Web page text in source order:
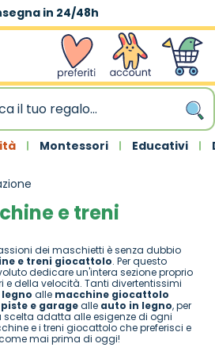
gratuita|sopra 59,90€
wishlist Account Carrello
Montessori Educativi
e treni
dei maschietti è senza dubbio
e treni giocattolo. Per questo
dedicare un'intera sezione proprio
della velocità. Tanti divertentissimi
alle macchine giocattolo
piste e garagealle auto in legno, per
adatta alle esigenze di ogni
e i treni giocattolo che preferisci e
mai prima di oggi!